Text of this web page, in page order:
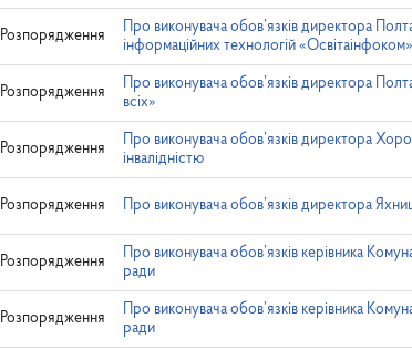
Розпорядження
Про виконувача обов’язків директора
інформаційних технологій «Освітаінфоком»
Розпорядження
Про виконувача обов’язків директора
всіх»
Розпорядження
Про виконувача обов’язків директора
інвалідністю
Розпорядження Про виконувача обов’язків директора
Розпорядження
Про виконувача обов’язків керівника
ради
Розпорядження
Про виконувача обов’язків керівника
ради